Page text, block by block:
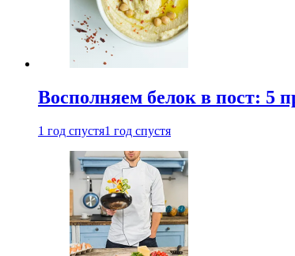
Восполняем белок в пост: 5
1 год спустя1 год спустя